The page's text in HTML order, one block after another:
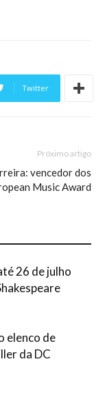
Twitter
Próximo artigo
vencedor dos
Music Award
26 de julho
elenco de
da DC